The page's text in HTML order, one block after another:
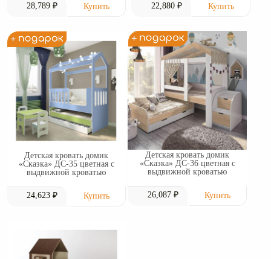
28,789 ₽ 22,880 ₽
Детская кровать домик
«Сказка» ДС-35 цветная с
выдвижной кроватью
24,623 ₽
Детская кровать домик
«Сказка» ДС-36 цветная с
выдвижной кроватью
26,087 ₽